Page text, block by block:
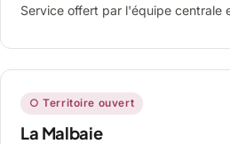
Service offert par l'équipe centrale
○ Territoire ouvert
La Malbaie